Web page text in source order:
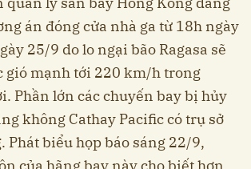
án đóng cửa nhà ga từ 18h ngày
25/9 do lo ngại bão Ragasa sẽ
gió mạnh tới 220 km/h trong
Phần lớn các chuyến bay bị hủy
không Cathay Pacific có trụ sở
Phát biểu họp báo sáng 22/9,
của hãng bay này cho biết hơn